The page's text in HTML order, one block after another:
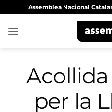
content
Assemblea Nacional
per la